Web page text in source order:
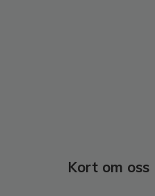
Kort om oss